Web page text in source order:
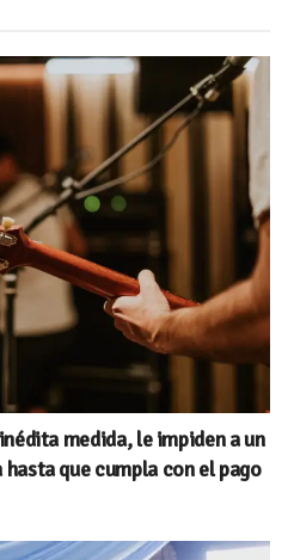
medida, le impiden a un
que cumpla con el pago